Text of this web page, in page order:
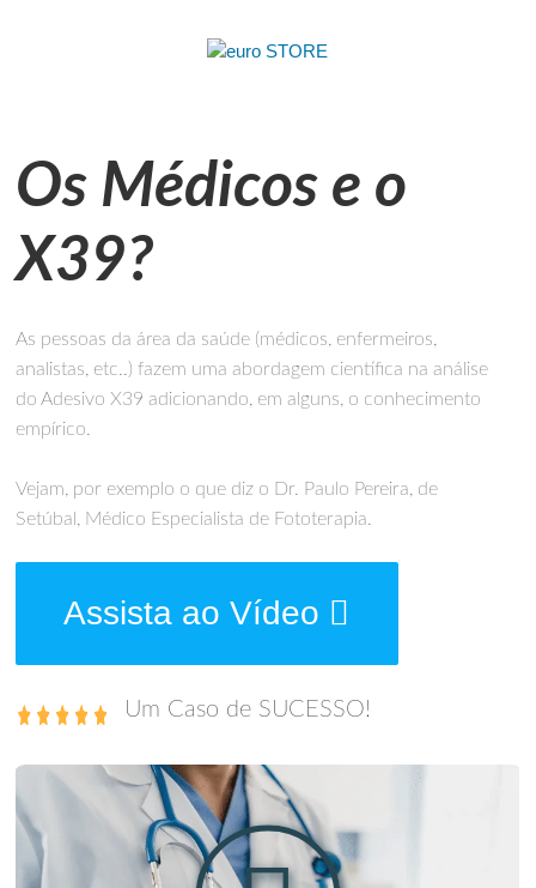
Os Médicos e o
X39?
As pessoas da área da saúde (médicos, enfermeiros,
analistas, etc..) fazem uma abordagem científica na análise
do Adesivo X39 adicionando, em alguns, o conhecimento
empírico.
Vejam, por exemplo o que diz o Dr. Paulo Pereira, de
Setúbal, Médico Especialista de Fototerapia.
Assista ao Vídeo
Um Caso de SUCESSO!